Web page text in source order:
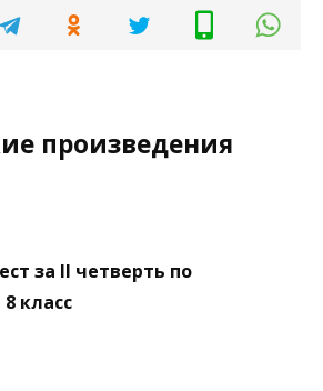
произведения
за II четверть по
класс